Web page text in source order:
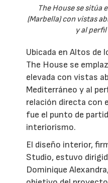
The House se sitúa
(Marbella) con vistas
y al
Ubicada en Altos de
The House se
elevada con vistas
Mediterráneo y al
relación directa con
fue el punto de
interiorismo.
El diseño interior,
Studio, estuvo
Dominique